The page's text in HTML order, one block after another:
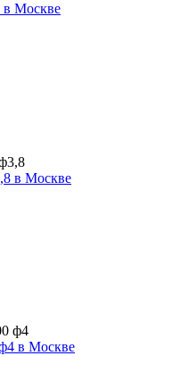
в Москве
в Москве
в Москве